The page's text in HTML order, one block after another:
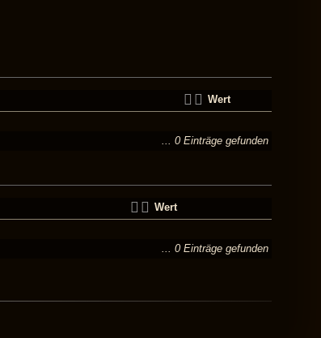
Wert
... 0 Einträge gefunden
Wert
... 0 Einträge gefunden